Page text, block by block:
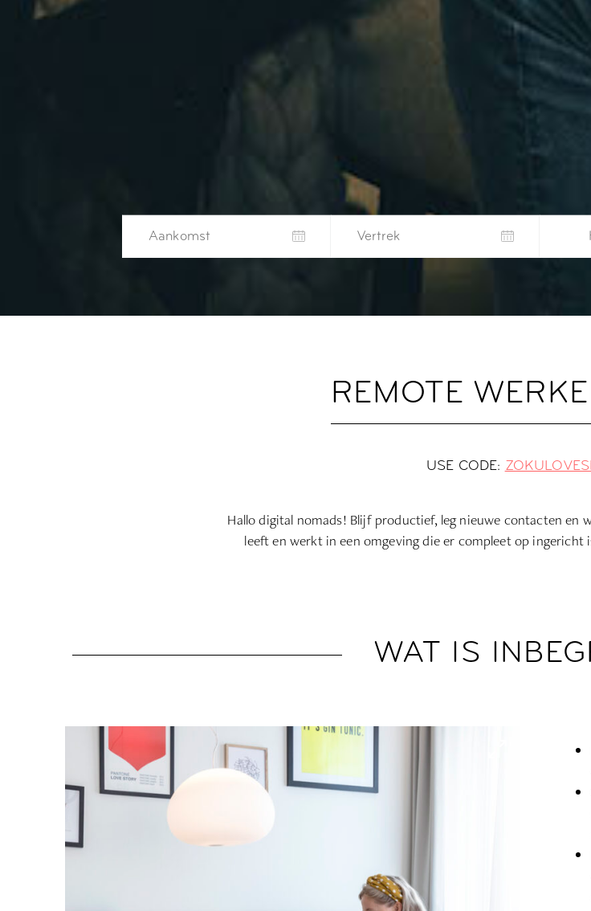
REMOTE
USE CODE:
Hallo digital nomads! Blijf productief, leg nieuwe contacten en
leeft en werkt in een omgeving die er compleet op ingericht
WAT IS